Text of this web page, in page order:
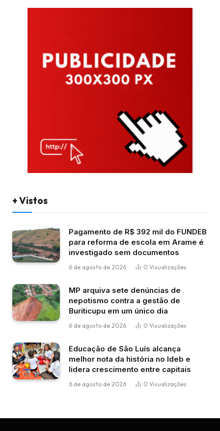
+ Vistos
Pagamento de R$ 392 mil do FUNDEB
para reforma de escola em Arame é
investigado sem documentos
6 de agosto de 2026 0 Visualizações
MP arquiva sete denúncias de
nepotismo contra a gestão de
Buriticupu em um único dia
6 de agosto de 2026 0 Visualizações
Educação de São Luís alcança
melhor nota da história no Ideb e
lidera crescimento entre capitais
6 de agosto de 2026 0 Visualizações